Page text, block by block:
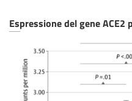
Espressione del gene ACE2